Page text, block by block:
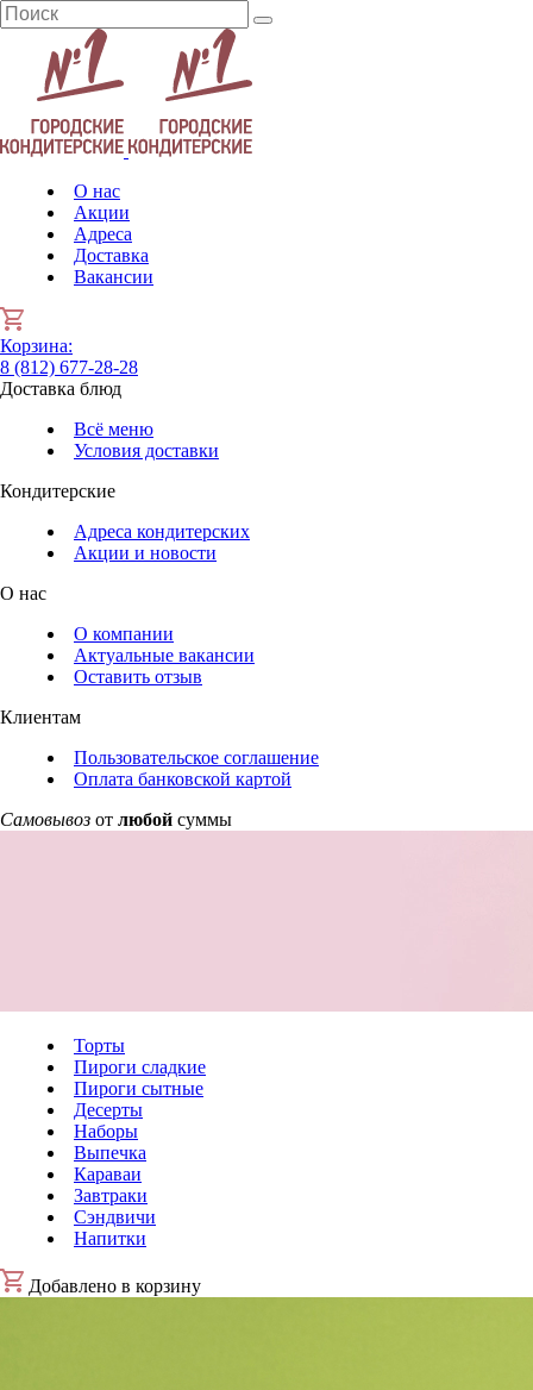
О нас
Акции
Адреса
Доставка
Вакансии
Корзина:
8 (812) 677-28-28
Доставка блюд
Всё меню
Условия доставки
Кондитерские
Адреса кондитерских
Акции и новости
О нас
О компании
Актуальные вакансии
Оставить отзыв
Клиентам
Пользовательское соглашение
Оплата банковской картой
Самовывоз от любой суммы
Торты
Пироги сладкие
Пироги сытные
Десерты
Наборы
Выпечка
Караваи
Завтраки
Сэндвичи
Напитки
Добавлено в корзину